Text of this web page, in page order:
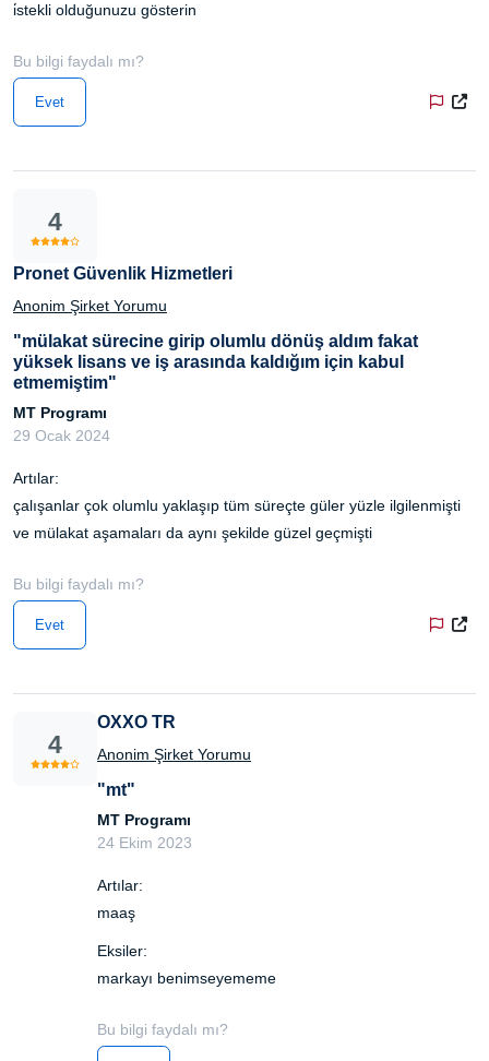
i̇stekli olduğunuzu gösterin
Bu bilgi faydalı mı?
Evet
4
Pronet Güvenlik Hizmetleri
Anonim Şirket Yorumu
"mülakat sürecine girip olumlu dönüş aldım fakat
yüksek lisans ve iş arasında kaldığım için kabul
etmemiştim"
MT Programı
29 Ocak 2024
Artılar:
çalışanlar çok olumlu yaklaşıp tüm süreçte güler yüzle ilgilenmişti
ve mülakat aşamaları da aynı şekilde güzel geçmişti
Bu bilgi faydalı mı?
Evet
4
OXXO TR
Anonim Şirket Yorumu
"mt"
MT Programı
24 Ekim 2023
Artılar:
maaş
Eksiler:
markayı benimseyememe
Bu bilgi faydalı mı?